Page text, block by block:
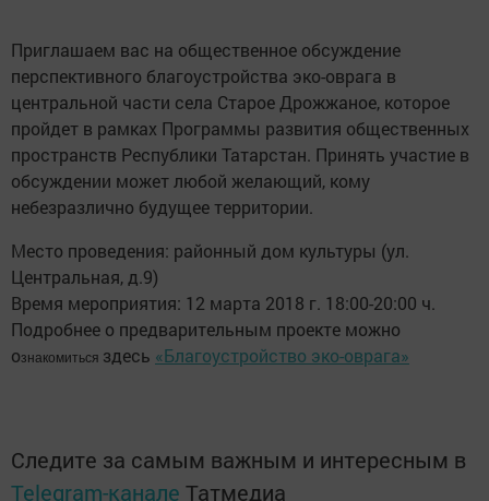
Приглашаем вас на общественное обсуждение
перспективного благоустройства эко-оврага в
центральной части села Старое Дрожжаное, которое
пройдет в рамках Программы развития общественных
пространств Республики Татарстан. Принять участие в
обсуждении может любой желающий, кому
небезразлично будущее территории.
Место проведения: районный дом культуры (ул.
Центральная, д.9)
Время мероприятия: 12 марта 2018 г. 18:00-20:00 ч.
Подробнее о предварительным проекте можно
ознакомиться здесь «Благоустройство эко-оврага»
Следите за самым важным и интересным в
Telegram-канале Татмедиа